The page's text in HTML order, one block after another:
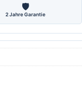
🛡
2 Jahre Garantie